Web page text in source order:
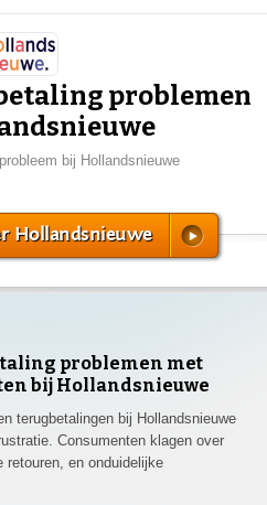
problemen
bij Hollandsnieuwe
Hollandsnieuwe
problemen met
bij Hollandsnieuwe
terugbetalingen bij Hollandsnieuwe
Consumenten klagen over
retouren, en onduidelijke